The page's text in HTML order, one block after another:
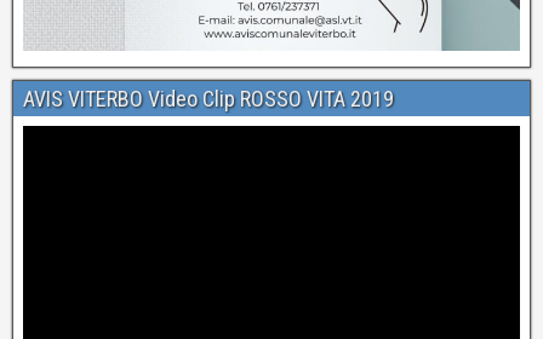
AVIS VITERBO Video Clip ROSSO VITA 2019